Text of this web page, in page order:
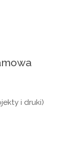
i druki)